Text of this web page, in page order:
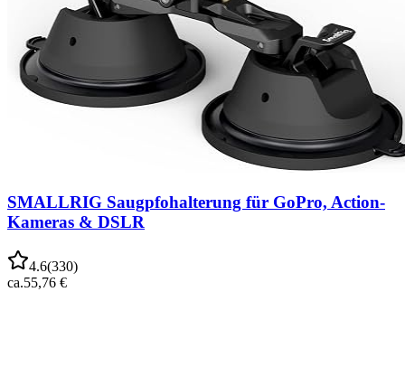
SMALLRIG Saugpfohalterung für GoPro, Action-
Kameras & DSLR
4.6(330)
ca.55,76 €